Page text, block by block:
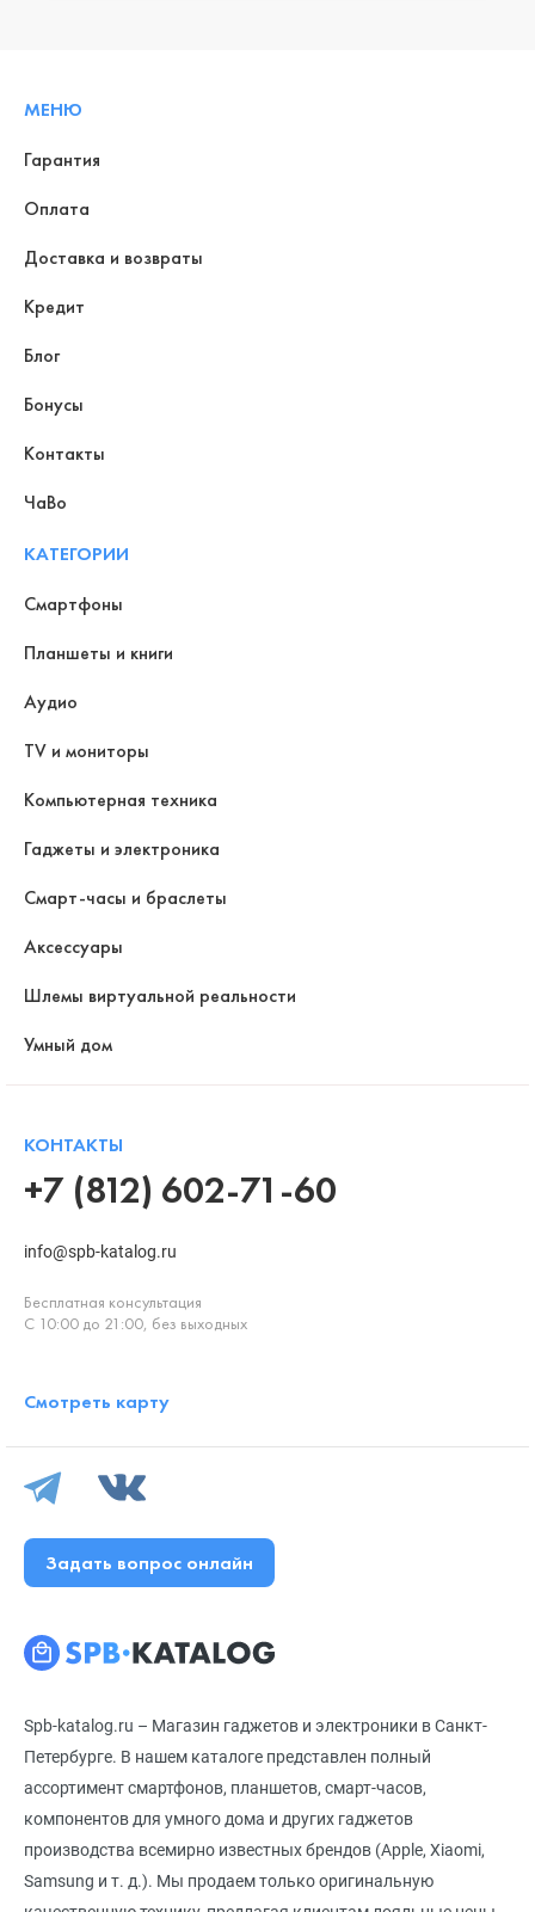
Spb-katalog.ru – Магазин гаджетов и электроники в Санкт-
Петербурге. В нашем каталоге представлен полный
ассортимент смартфонов, планшетов, смарт-часов,
компонентов для умного дома и других гаджетов
производства всемирно известных брендов (Apple, Xiaomi,
Samsung и т. д.). Мы продаем только оригинальную
МЕНЮ
Гарантия
Оплата
Доставка и возвраты
Кредит
Блог
Бонусы
Контакты
ЧаВо
КАТЕГОРИИ
Смартфоны
Планшеты и книги
Аудио
TV и мониторы
Компьютерная техника
Гаджеты и электроника
Смарт-часы и браслеты
Аксессуары
Шлемы виртуальной реальности
Умный дом
КОНТАКТЫ
+7 (812) 602-71-60
info@spb-katalog.ru
Бесплатная консультация
С 10:00 до 21:00, без выходных
Смотреть карту
Задать вопрос онлайн